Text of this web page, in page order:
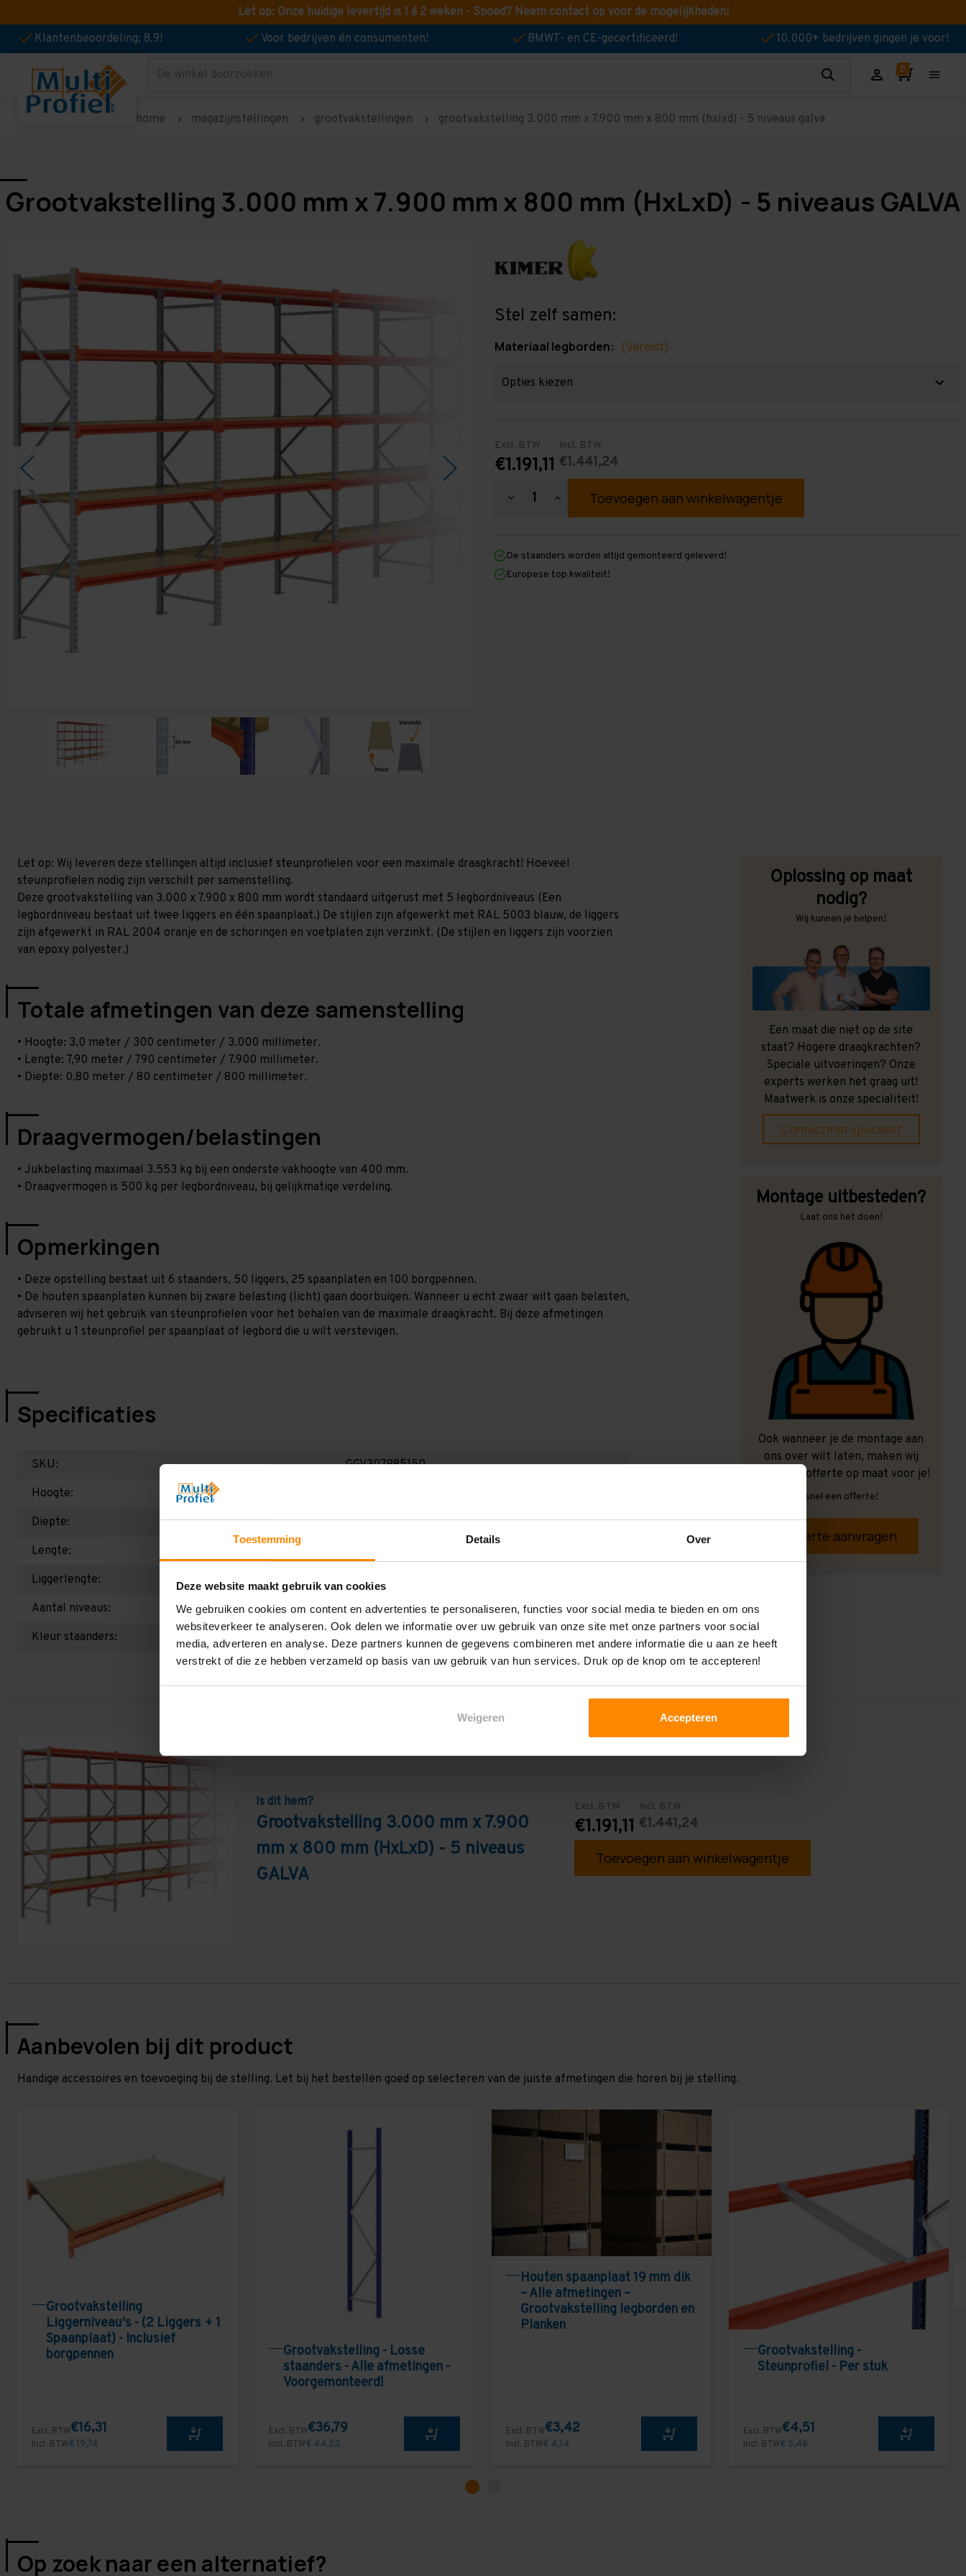
Toestemming Details Over
Deze website maakt gebruik van cookies
We gebruiken cookies om content en advertenties te personaliseren, functies voor social media te bieden en om ons
websiteverkeer te analyseren. Ook delen we informatie over uw gebruik van onze site met onze partners voor social
media, adverteren en analyse. Deze partners kunnen de gegevens combineren met andere informatie die u aan ze heeft
verstrekt of die ze hebben verzameld op basis van uw gebruik van hun services. Druk op de knop om te accepteren!
Weigeren Accepteren
Let op: Onze huidige levertijd is 1 á 2 weken - Spoed? Neem contact op voor de mogelijkheden!
Klantenbeoordeling: 8,9!
Voor bedrijven én consumenten! BMWT- en CE-gecertificeerd! 10.000+ bedrijven gingen je voor!
Zoeken
home magazijnstellingen grootvakstellingen grootvakstelling 3.000 mm x 7.900 mm x 800 mm (hxlxd) - 5 niveaus galva
Grootvakstelling 3.000 mm x 7.900 mm x 800 mm (HxLxD) - 5 niveaus GALVA
Stel zelf samen:
Materiaal legborden: (Vereist)
Excl. BTW
€1.191,11
Incl. BTW
€1.441,24
Hoeveelheid
3.000
mm
x
7.900
Hoeveelheid
verhogen
3.000
mm
x
7.900
De staanders worden altijd gemonteerd geleverd!
Europese top kwaliteit!
Let op: Wij leveren deze stellingen altijd inclusief steunprofielen voor een maximale draagkracht! Hoeveel
steunprofielen nodig zijn verschilt per samenstelling.
Deze grootvakstelling van 3.000 x 7.900 x 800 mm wordt standaard uitgerust met 5 legbordniveaus (Een
legbordniveau bestaat uit twee liggers en één spaanplaat.) De stijlen zijn afgewerkt met RAL 5003 blauw, de liggers
zijn afgewerkt in RAL 2004 oranje en de schoringen en voetplaten zijn verzinkt. (De stijlen en liggers zijn voorzien
van epoxy polyester.)
Totale afmetingen van deze samenstelling
• Hoogte: 3,0 meter / 300 centimeter / 3.000 millimeter.
• Lengte: 7,90 meter / 790 centimeter / 7.900 millimeter.
• Diepte: 0,80 meter / 80 centimeter / 800 millimeter.
Draagvermogen/belastingen
• Jukbelasting maximaal 3.553 kg bij een onderste vakhoogte van 400 mm.
• Draagvermogen is 500 kg per legbordniveau, bij gelijkmatige verdeling.
Opmerkingen
• Deze opstelling bestaat uit 6 staanders, 50 liggers, 25 spaanplaten en 100 borgpennen.
• De houten spaanplaten kunnen bij zware belasting (licht) gaan doorbuigen. Wanneer u echt zwaar wilt gaan belasten,
adviseren wij het gebruik van steunprofielen voor het behalen van de maximale draagkracht. Bij deze afmetingen
gebruikt u 1 steunprofiel per spaanplaat of legbord die u wilt verstevigen.
Specificaties
SKU:
GGV307985150
Hoogte:
Diepte:
800 mm
Lengte:
Liggerlengte:
1.500 mm
Aantal niveaus:
5
Kleur staanders:
Oplossing op maat
nodig?
Wij kunnen je helpen!
Een maat die niet op de site
staat? Hogere draagkrachten?
Speciale uitvoeringen? Onze
experts werken het graag uit!
Maatwerk is onze specialiteit!
Contact met specialist
Montage uitbesteden?
Laat ons het doen!
Ook wanneer je de montage aan
ons over wilt laten, maken wij
graag een offerte op maat voor je!
Vrijblijvend, snel een offerte!
Offerte aanvragen
Is dit hem?
Grootvakstelling 3.000 mm x 7.900
mm x 800 mm (HxLxD) - 5 niveaus
GALVA
Excl. BTW
€1.191,11
Incl. BTW
€1.441,24
Toevoegen aan winkelwagentje
Aanbevolen bij dit product
Handige accessoires en toevoeging bij de stelling. Let bij het bestellen goed op selecteren van de juiste afmetingen die horen bij je stelling.
Grootvakstelling
Liggerniveau's - (2 Liggers + 1
Spaanplaat) - Inclusief
borgpennen
Excl. BTW€16,31
Incl. BTW€ 19,74
Grootvakstelling - Losse
staanders - Alle afmetingen -
Voorgemonteerd!
Excl. BTW€36,79
Incl. BTW€ 44,52
Houten spaanplaat 19 mm dik
– Alle afmetingen –
Grootvakstelling legborden en
Planken
Excl. BTW€3,42
Incl. BTW€ 4,14
Grootvakstelling -
Steunprofiel - Per stuk
Excl. BTW€4,51
Incl. BTW€ 5,46
Op zoek naar een alternatief?